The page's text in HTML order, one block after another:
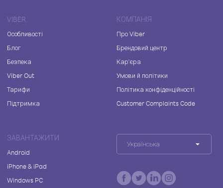
VIBER
Особливості
Блог
Безпека
Viber Out
Тарифи
Підтримка
КОМПАНІЯ
Про Viber
Брендовий центр
Кар'єра
Умови й політики
Політика конфіденційності
Customer Complaints Code
ЗАВАНТАЖИТИ
Android
iPhone & iPad
Windows PC
Українська